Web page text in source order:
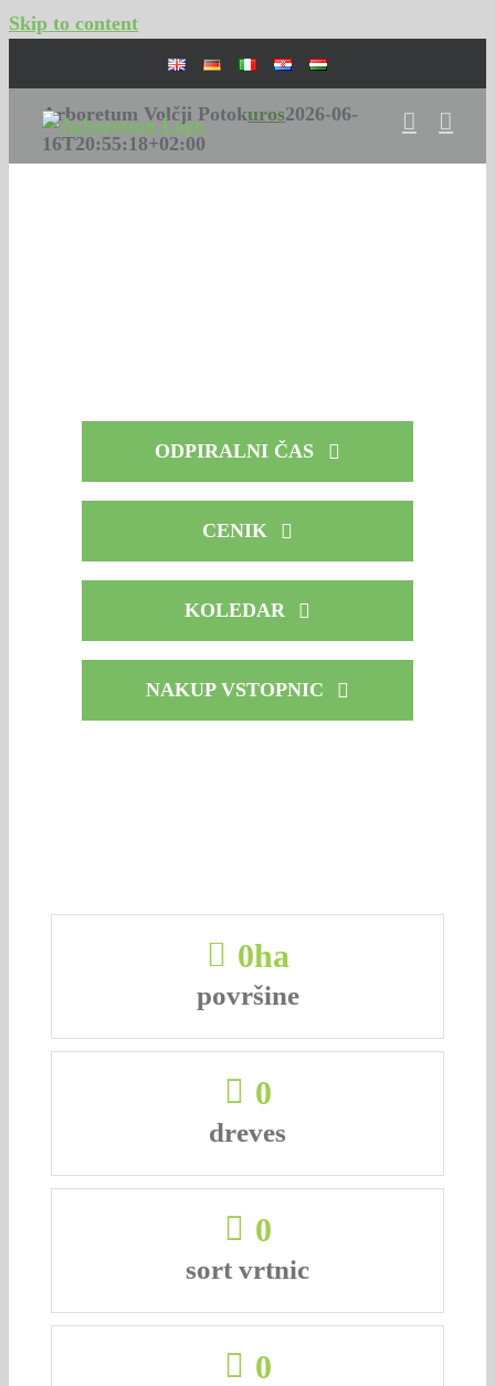
Skip to content
Arboretum Volčji Potokuros2026-06-
16T20:55:18+02:00
ODPIRALNI ČAS
CENIK
KOLEDAR
NAKUP VSTOPNIC
0ha
površine
0
dreves
0
sort vrtnic
0